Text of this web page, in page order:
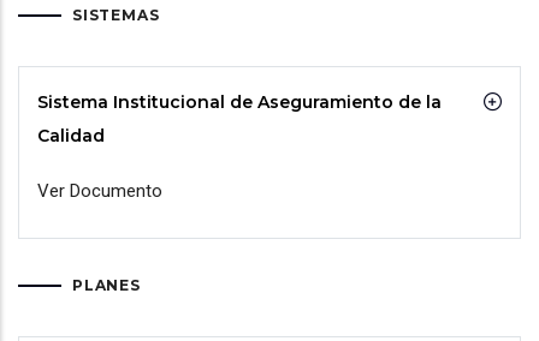
SISTEMAS
Sistema Institucional de Aseguramiento de la
Calidad
Ver Documento
PLANES